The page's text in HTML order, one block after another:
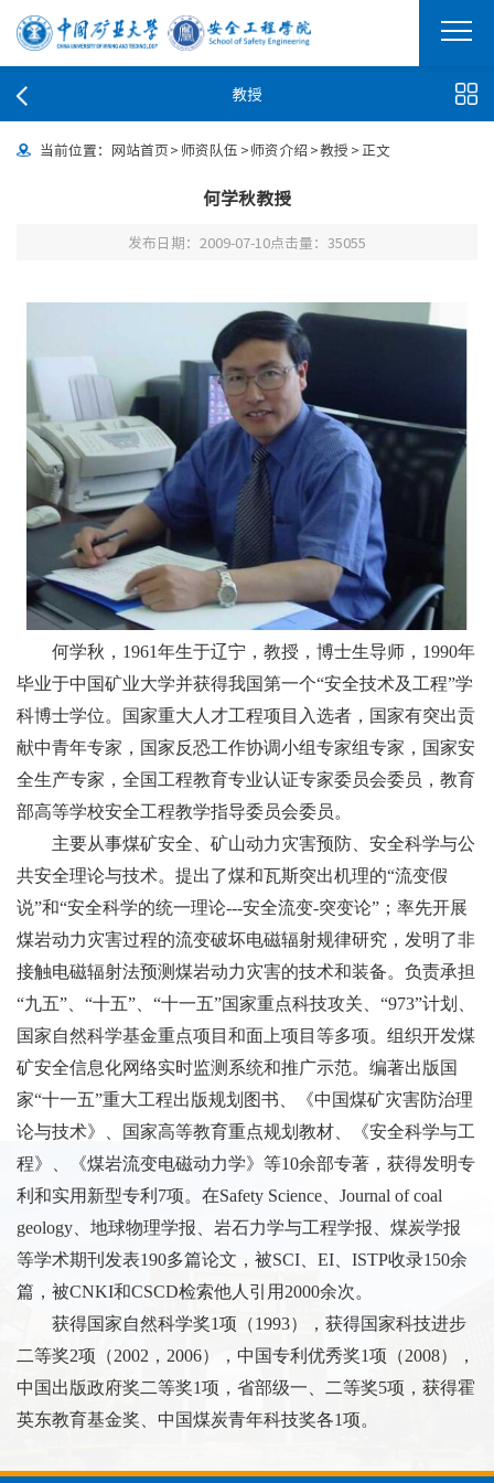
教授
当前位置： 网站首页> 师资队伍 >师资介绍 >教授 >正文
何学秋教授
发布日期：2009-07-10点击量： 35055
何学秋， 1961年生于辽宁，教授，博士生导师， 1990年
毕业于中国矿业大学并获得我国第一个“安全技术及工程”学
科博士学位。国家重大人才工程项目入选者，国家有突出贡
献中青年专家，国家反恐工作协调小组专家组专家，国家安
全生产专家，全国工程教育专业认证专家委员会委员，教育
部高等学校安全工程教学指导委员会委员。
主要从事煤矿安全、矿山动力灾害预防、安全科学与公
共安全理论与技术。提出了煤和瓦斯突出机理的“流变假
说”和“安全科学的统一理论---安全流变-突变论” ；率先开展
煤岩动力灾害过程的流变破坏电磁辐射规律研究，发明了非
接触电磁辐射法预测煤岩动力灾害的技术和装备。负责承担
“九五” “十五” “十一五”国家重点科技攻关、 “973”计划、
国家自然科学基金重点项目和面上项目等多项。组织开发煤
矿安全信息化网络实时监测系统和推广示范。编著出版国
家“十一五”重大工程出版规划图书、《中国煤矿灾害防治理
论与技术》、国家高等教育重点规划教材、《安全科学与工
程》、《煤岩流变电磁动力学》等10余部专著，获得发明专
利和实用新型专利 7项。在Safety Science
Journal of coal
geology 、地球物理学报、岩石力学与工程学报、煤炭学报
等学术期刊发表190多篇论文，被SCI EI ISTP收录150余
篇，被CNKI和CSCD检索他人引用 2000余次。
获得国家自然科学奖1项（1993），获得国家科技进步
二等奖2项（2002 ， 2006），中国专利优秀奖1项（2008），
中国出版政府奖二等奖1项，省部级一、二等奖5项，获得霍
英东教育基金奖、中国煤炭青年科技奖各1项。